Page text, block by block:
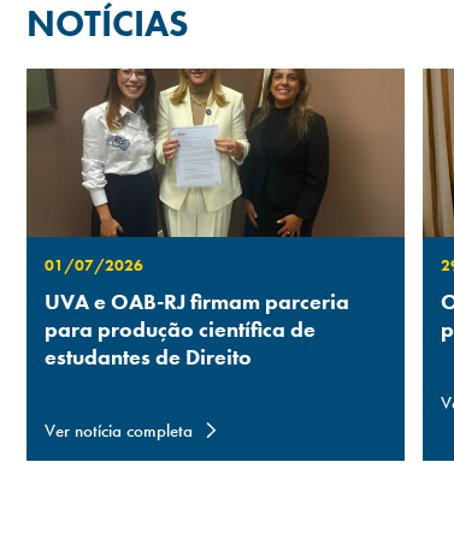
NOTÍCIAS
01/07/2026
UVA e OAB-RJ firmam parceria
para produção científica de
estudantes de Direito
Ver notícia completa